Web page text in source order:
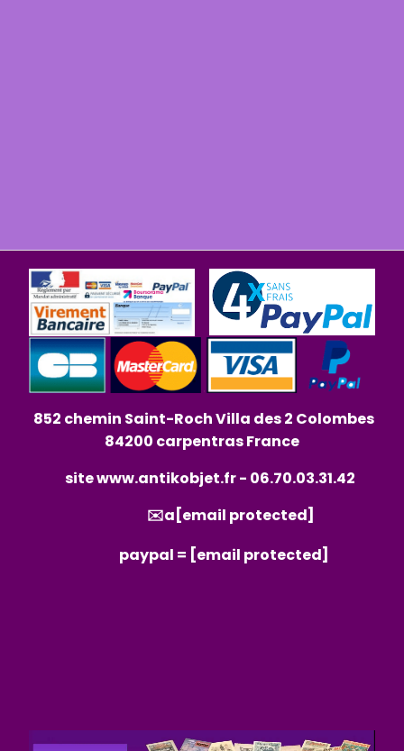
852 chemin Saint-Roch Villa des 2 Colombes
84200 carpentras France
sitewww.antikobjet.fr- 06.70.03.31.42
✉️a [email protected]
paypal = [email protected]